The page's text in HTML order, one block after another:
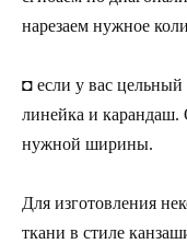
нарезаем нужное
◘ если у вас
линейка и карандаш.
нужной ширины.
Для изготовления
ткани в стиле